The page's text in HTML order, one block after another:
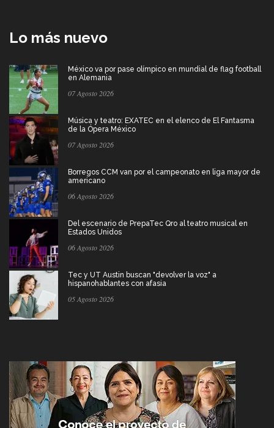
Lo más nuevo
México va por pase olímpico en mundial de flag football
en Alemania
07 Agosto 2026
Música y teatro: EXATEC en el elenco de El Fantasma
de la Ópera México
07 Agosto 2026
Borregos CCM van por el campeonato en liga mayor de
americano
06 Agosto 2026
Del escenario de PrepaTec Qro al teatro musical en
Estados Unidos
06 Agosto 2026
Tec y UT Austin buscan "devolver la voz" a
hispanohablantes con afasia
05 Agosto 2026